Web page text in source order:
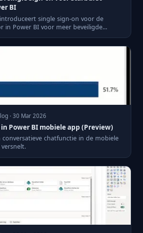
BI
single sign-on voor de
in Power BI voor meer beveiligde
· 30 Mar 2026
Power BI mobiele app (Preview)
chatfunctie in de mobiele